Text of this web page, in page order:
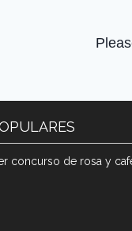
concurso de rosa y